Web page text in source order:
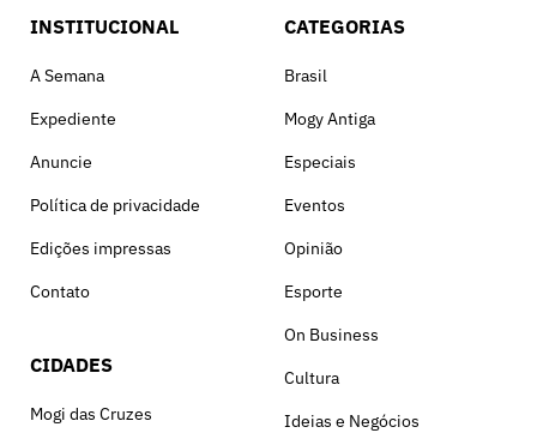
INSTITUCIONAL
A Semana
Expediente
Anuncie
Política de privacidade
Edições impressas
Contato
CIDADES
Mogi das Cruzes
CATEGORIAS
Brasil
Mogy Antiga
Especiais
Eventos
Opinião
Esporte
On Business
Cultura
Ideias e Negócios